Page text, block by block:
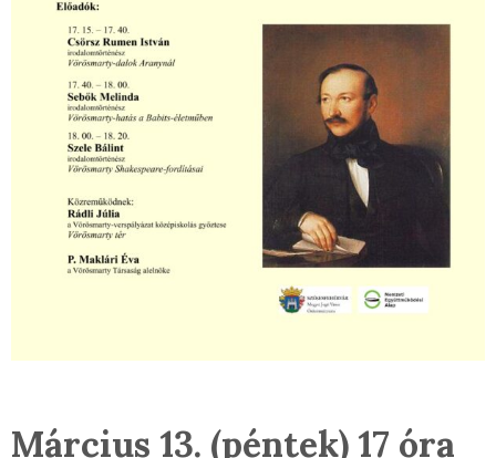
Március 13. (péntek) 17 óra